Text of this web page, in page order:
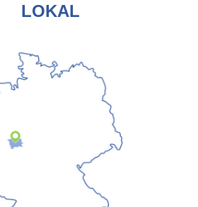
LOKAL